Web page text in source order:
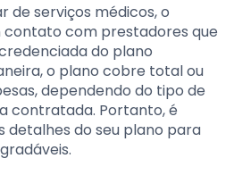
de serviços médicos, o
com prestadores que
do plano
o plano cobre total ou
dependendo do tipo de
contratada. Portanto, é
detalhes do seu plano para